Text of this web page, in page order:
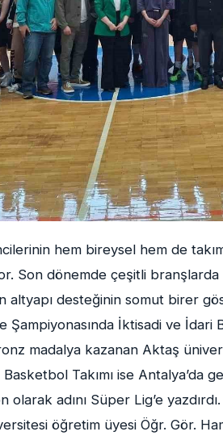
hem bireysel hem de
Son dönemde çeşitli
altyapı desteğinin somut birer
Şampiyonasında İktisadi ve İdari
madalya kazanan Aktaş
Takımı ise Antalya’da
olarak adını Süper Lig’e
öğretim üyesi Öğr. Gör.